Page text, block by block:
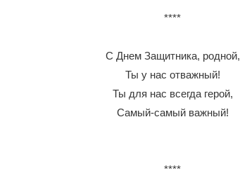
****
С Днем Защитника, родной,
Ты у нас отважный!
Ты для нас всегда герой,
Самый-самый важный!
****